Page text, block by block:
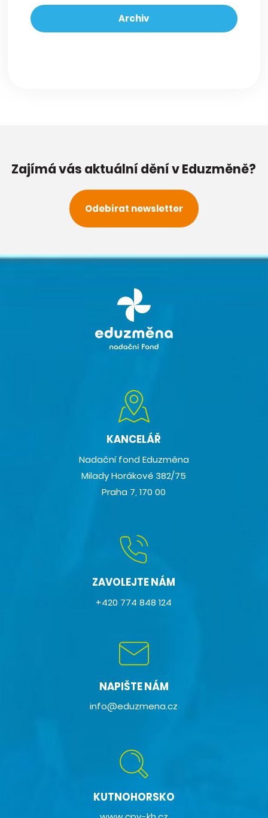
Archiv
Zajímá vás aktuální dění v Eduzměně?
Odebírat newsletter
KANCELÁŘ
Nadační fond Eduzměna
Milady Horákové 382/75
Praha 7, 170 00
ZAVOLEJTE NÁM
+420 774 848 124
NAPIŠTE NÁM
info@eduzmena.cz
KUTNOHORSKO